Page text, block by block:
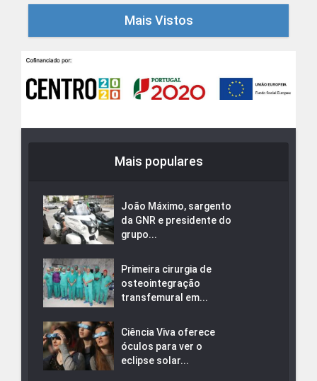
Mais Vistos
Mais populares
João Máximo, sargento
da GNR e presidente do
grupo...
Primeira cirurgia de
osteointegração
transfemural em...
Ciência Viva oferece
óculos para ver o
eclipse solar...